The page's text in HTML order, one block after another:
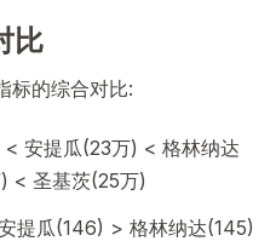
比
标的综合对比:
安提瓜(23万) < 格林纳达
< 圣基茨(25万)
提瓜(146) > 格林纳达(145)